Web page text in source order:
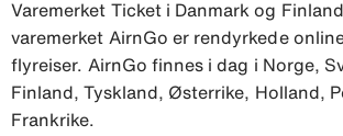
Varemerket Ticket i Danmark og
varemerket AirnGo er rendyrkede
flyreiser. AirnGo finnes i dag i Norge,
Finland, Tyskland, Østerrike, Holland,
Frankrike.